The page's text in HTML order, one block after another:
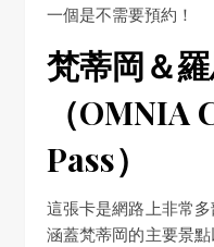
一個是不需要預約！
梵蒂岡＆
（OMNIA
Pass）
這張卡是網路上非常
涵蓋梵蒂岡的主要景